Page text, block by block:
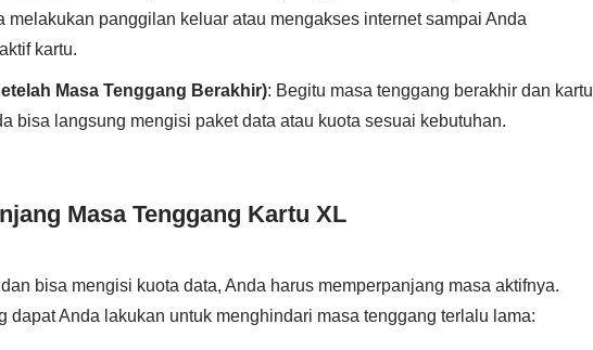
melakukan panggilan keluar atau mengakses internet sampai Anda
kartu.
Masa Tenggang Berakhir): Begitu masa tenggang berakhir dan kartu
bisa langsung mengisi paket data atau kuota sesuai kebutuhan.
Masa Tenggang Kartu XL
bisa mengisi kuota data, Anda harus memperpanjang masa aktifnya.
dapat Anda lakukan untuk menghindari masa tenggang terlalu lama: